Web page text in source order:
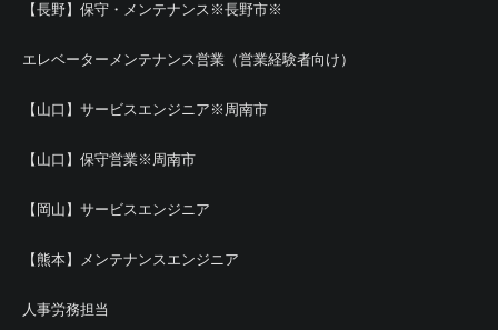
【長野】保守・メンテナンス※長野市※
エレベーターメンテナンス営業（営業経験者向け）
【山口】サービスエンジニア※周南市
【山口】保守営業※周南市
【岡山】サービスエンジニア
【熊本】メンテナンスエンジニア
人事労務担当